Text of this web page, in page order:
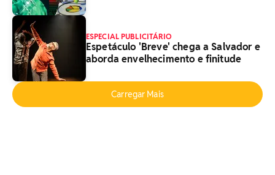
ESPECIAL PUBLICITÁRIO
Espetáculo 'Breve' chega a Salvador e
aborda envelhecimento e finitude
Carregar Mais